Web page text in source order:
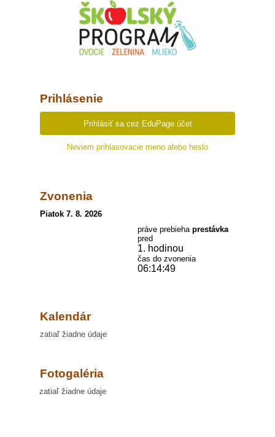
Prihlásenie
Prihlásiť sa cez EduPage účet
Neviem prihlasovacie meno alebo heslo
Zvonenia
Piatok 7. 8. 2026
práve prebieha prestávka
pred
1. hodinou
čas do zvonenia
06:14:48
Kalendár
zatiaľ žiadne údaje
Fotogaléria
zatiaľ žiadne údaje